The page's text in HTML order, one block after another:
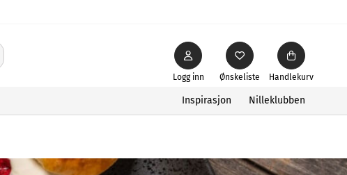
Ønskeliste
Logg inn Handlekurv
Inspirasjon Nilleklubben